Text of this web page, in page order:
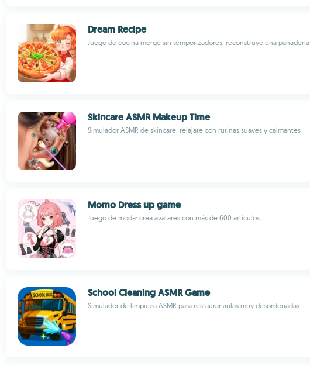
Dream Recipe
Juego de cocina merge sin temporizadores; reconstruye una panadería
Skincare ASMR Makeup Time
Simulador ASMR de skincare: relájate con rutinas suaves y calmantes
Momo Dress up game
Juego de moda: crea avatares con más de 600 artículos
School Cleaning ASMR Game
Simulador de limpieza ASMR para restaurar aulas muy desordenadas